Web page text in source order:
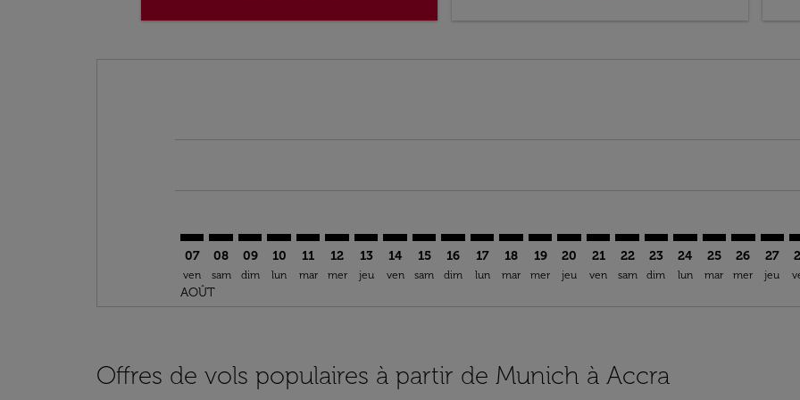
07
ven
AOÛT
08
sam
09
dim
10
lun
11
mar
12
mer
13
jeu
14
ven
15
sam
16
dim
17
lun
18
mar
MUC–ACC: cmp-view-offers-disclaimer.
19
mer
MUC–ACC: cmp-view-offers-
20
jeu
MUC–ACC: cmp-view-offers-
21
ven
MUC–ACC: cmp-view-
22
sam
MUC–ACC: cmp-
23
dim
MUC–ACC: cmp-
24
lun
MUC–ACC:
25
mar
26
mer
27
jeu
Offres de vols populaires à partir de Munich à Accra